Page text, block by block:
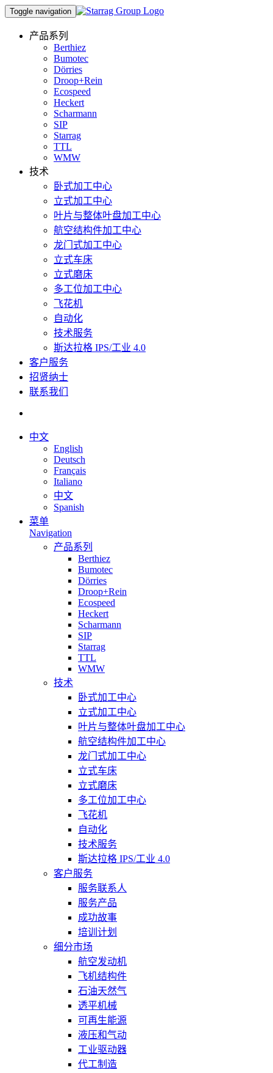
Toggle navigation
产品系列
Berthiez
Bumotec
Dörries
Droop+Rein
Ecospeed
Heckert
Scharmann
SIP
Starrag
TTL
WMW
技术
卧式加工中心
立式加工中心
叶片与整体叶盘加工中心
航空结构件加工中心
龙门式加工中心
立式车床
立式磨床
多工位加工中心
飞花机
自动化
技术服务
斯达拉格 IPS/工业 4.0
客户服务
招贤纳士
联系我们
中文
English
Deutsch
Français
Italiano
中文
Spanish
菜单
Navigation
产品系列
Berthiez
Bumotec
Dörries
Droop+Rein
Ecospeed
Heckert
Scharmann
SIP
Starrag
TTL
WMW
技术
卧式加工中心
立式加工中心
叶片与整体叶盘加工中心
航空结构件加工中心
龙门式加工中心
立式车床
立式磨床
多工位加工中心
飞花机
自动化
技术服务
斯达拉格 IPS/工业 4.0
客户服务
服务联系人
服务产品
成功故事
培训计划
细分市场
航空发动机
飞机结构件
石油天然气
透平机械
可再生能源
液压和气动
工业驱动器
代工制造